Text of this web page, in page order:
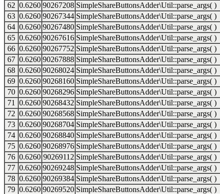
62 0.6260 90267208 SimpleShareButtonsAdder\Util::parse_args( )
63 0.6260 90267344 SimpleShareButtonsAdder\Util::parse_args( )
64 0.6260 90267480 SimpleShareButtonsAdder\Util::parse_args( )
65 0.6260 90267616 SimpleShareButtonsAdder\Util::parse_args( )
66 0.6260 90267752 SimpleShareButtonsAdder\Util::parse_args( )
67 0.6260 90267888 SimpleShareButtonsAdder\Util::parse_args( )
68 0.6260 90268024 SimpleShareButtonsAdder\Util::parse_args( )
69 0.6260 90268160 SimpleShareButtonsAdder\Util::parse_args( )
70 0.6260 90268296 SimpleShareButtonsAdder\Util::parse_args( )
71
0.6260 90268432 SimpleShareButtonsAdder\Util::parse_args( )
72 0.6260 90268568 SimpleShareButtonsAdder\Util::parse_args( )
73 0.6260 90268704 SimpleShareButtonsAdder\Util::parse_args( )
74 0.6260 90268840 SimpleShareButtonsAdder\Util::parse_args( )
75 0.6260 90268976 SimpleShareButtonsAdder\Util::parse_args( )
76 0.6260 90269112 SimpleShareButtonsAdder\Util::parse_args( )
77 0.6260 90269248 SimpleShareButtonsAdder\Util::parse_args( )
78 0.6260 90269384 SimpleShareButtonsAdder\Util::parse_args( )
79 0.6260 90269520 SimpleShareButtonsAdder\Util::parse_args( )